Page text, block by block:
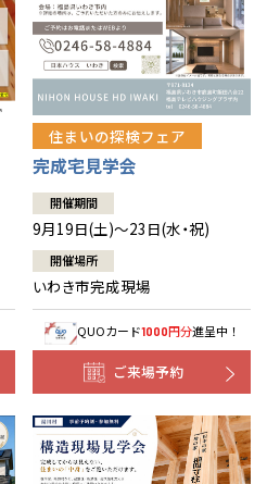
住まいの探検フェア
完成宅見学会
開催期間
9月19日(土)～23日(水・祝)
開催場所
いわき市完成現場
QUOカード1000円分進呈中！
ご来場予約